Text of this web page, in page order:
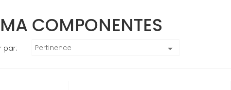
COMPONENTES
par: Pertinence 